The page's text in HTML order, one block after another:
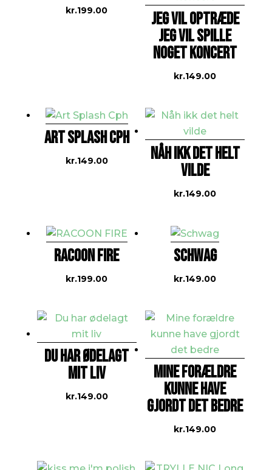
kr.199.00
JEG VIL OPTRÆDE
JEG VIL SPILLE
NOGET KONCERT
kr.149.00
ART SPLASH CPH
kr.149.00
NÅH IKK DET HELT
VILDE
kr.149.00
RACOON FIRE
kr.199.00
SCHWAG
kr.149.00
DU HAR ØDELAGT
MIT LIV
kr.149.00
MINE FORÆLDRE
KUNNE HAVE
GJORDT DET BEDRE
kr.149.00